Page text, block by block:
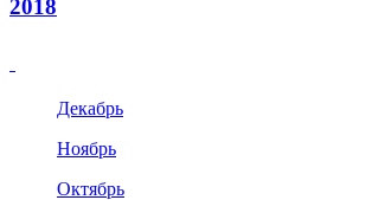
2018
Декабрь
Ноябрь
Октябрь